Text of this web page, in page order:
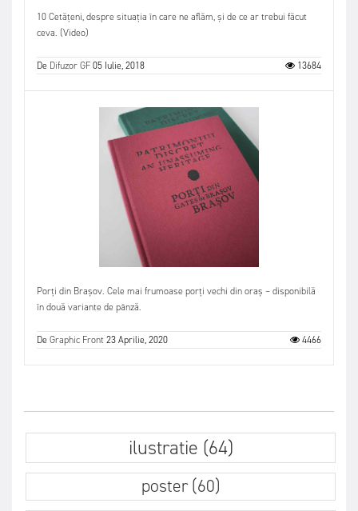
10 Cetățeni, despre situația în care ne aflăm, și de ce ar trebui făcut
ceva. (Video)
De Difuzor GF05 Iulie, 2018 13684
Porți din Brașov. Cele mai frumoase porți vechi din oraș – disponibilă
în două variante de pânză.
DeGraphic Front23 Aprilie, 2020 4466
ilustratie (64)
poster (60)